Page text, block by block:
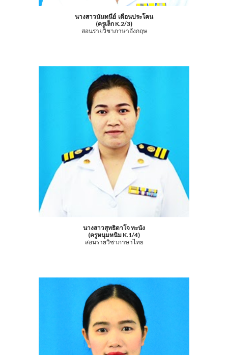
นางสาวนันทนีย์ เดือนประโคน
(ครูเล็ก K.2/3)
สอนรายวิชาภาษาอังกฤษ
นางสาวสุทธิดาโจ ทะนัง
(ครูหนุมหนิม K.1/4)
สอนรายวิชาภาษาไทย